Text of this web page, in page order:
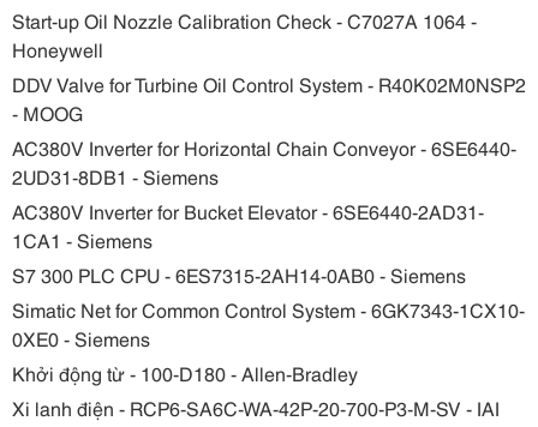
Start-up Oil Nozzle Calibration Check - C7027A 1064 -
Honeywell
DDV Valve for Turbine Oil Control System - R40K02M0NSP2
- MOOG
AC380V Inverter for Horizontal Chain Conveyor - 6SE6440-
2UD31-8DB1 - Siemens
AC380V Inverter for Bucket Elevator - 6SE6440-2AD31-
1CA1 - Siemens
S7 300 PLC CPU - 6ES7315-2AH14-0AB0 - Siemens
Simatic Net for Common Control System - 6GK7343-1CX10-
0XE0 - Siemens
Khởi động từ - 100-D180 - Allen-Bradley
Xi lanh điện - RCP6-SA6C-WA-42P-20-700-P3-M-SV - IAI